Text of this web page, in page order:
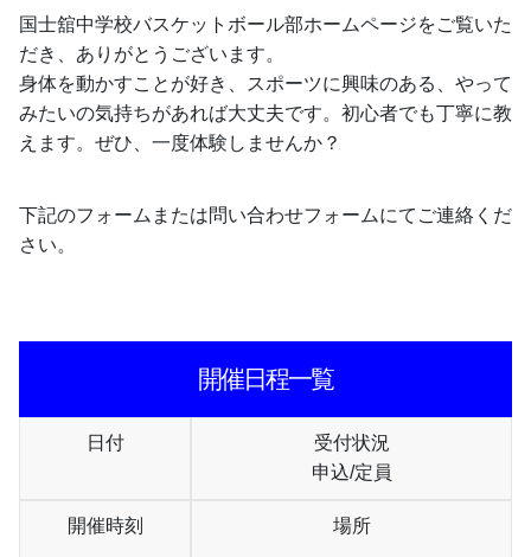
国士舘中学校バスケットボール部ホームページをご覧いた
だき、ありがとうございます。
身体を動かすことが好き、スポーツに興味のある、やって
みたいの気持ちがあれば大丈夫です。初心者でも丁寧に教
えます。ぜひ、一度体験しませんか？
下記のフォームまたは問い合わせフォームにてご連絡くだ
さい。
開催日程一覧
日付
受付状況
申込/定員
開催時刻 場所